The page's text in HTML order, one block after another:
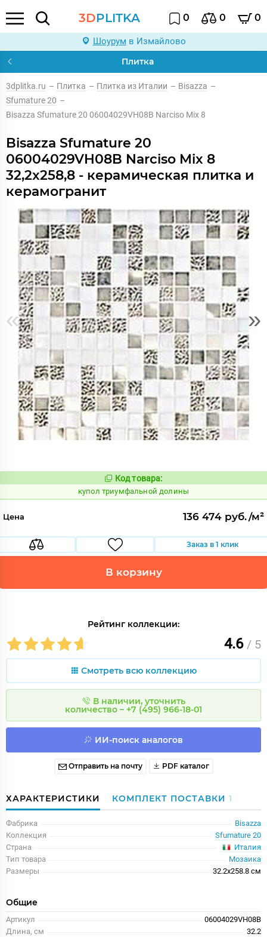
3DPLITKA 0 0 0
Шоурум в Измайлово
Плитка
3dplitka.ru – Плитка – Плитка из Италии – Bisazza –
Sfumature 20 –
Bisazza Sfumature 20 06004029VH08B Narciso Mix 8
Bisazza Sfumature 20
06004029VH08B Narciso Mix 8
32,2x258,8 - керамическая плитка и
керамогранит
« »
Код:
856771
Код товара:
купол триумфальной долины
Цена 136 474 руб./м²
Заказ в 1 клик
В корзину
Рейтинг коллекции:
4.6 / 5
Смотреть всю коллекцию
В наличии, уточнить
количество – +7 (495) 966-18-01
ИИ-поиск аналогов
Отправить на почту PDF каталог
ХАРАКТЕРИСТИКИ КОМПЛЕКТ ПОСТАВКИ 1
Фабрика
Bisazza
Коллекция
Sfumature 20
Страна
Италия
Тип товара
Мозаика
Размеры
32.2x258.8 см
Общие
Артикул
06004029VH08B
Длина, см
32.2